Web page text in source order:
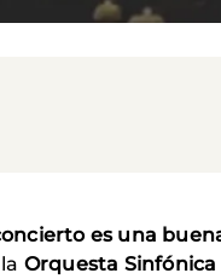
es una
Orquesta Sinfónica